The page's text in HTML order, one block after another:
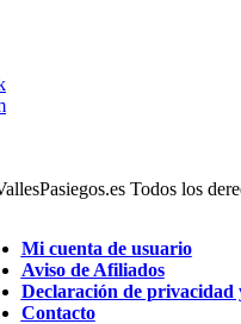
Todos los
Mi cuenta de usuario
Aviso de Afiliados
Declaración de privacidad
Contacto